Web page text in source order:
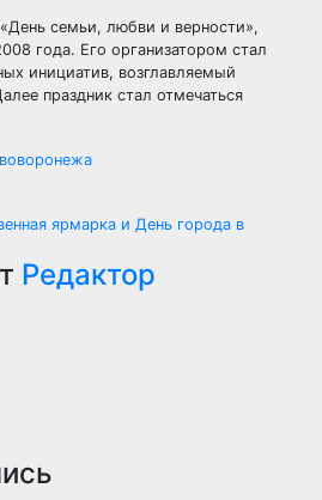
семьи, любви и верности»,
года. Его организатором стал
инициатив, возглавляемый
праздник стал отмечаться
ярмарка и День города в
Редактор